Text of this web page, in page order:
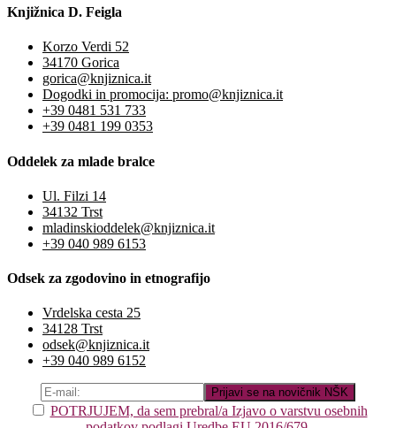
Knjižnica D. Feigla
Korzo Verdi 52
34170 Gorica
gorica@knjiznica.it
Dogodki in promocija: promo@knjiznica.it
+39 0481 531 733
+39 0481 199 0353
Oddelek za mlade bralce
Ul. Filzi 14
34132 Trst
mladinskioddelek@knjiznica.it
+39 040 989 6153
Odsek za zgodovino in etnografijo
Vrdelska cesta 25
34128 Trst
odsek@knjiznica.it
+39 040 989 6152
POTRJUJEM, da sem prebral/a Izjavo o varstvu osebnih